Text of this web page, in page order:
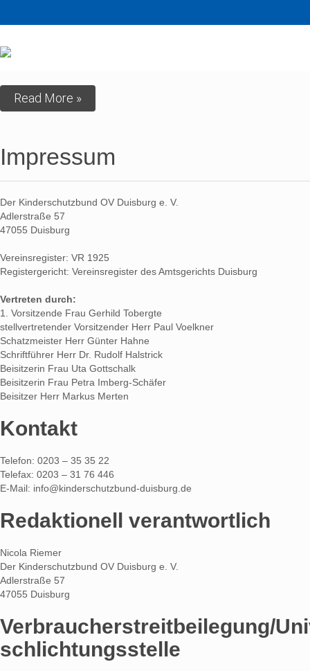
Read More »
Impressum
Der Kinderschutzbund OV Duisburg e. V.
Adlerstraße 57
47055 Duisburg
Vereinsregister: VR 1925
Registergericht: Vereinsregister des Amtsgerichts Duisburg
Vertreten durch:
1. Vorsitzende Frau Gerhild Tobergte
stellvertretender Vorsitzender Herr Paul Voelkner
Schatzmeister Herr Günter Hahne
Schriftführer Herr Dr. Rudolf Halstrick
Beisitzerin Frau Uta Gottschalk
Beisitzerin Frau Petra Imberg-Schäfer
Beisitzer Herr Markus Merten
Kontakt
Telefon: 0203 – 35 35 22
Telefax: 0203 – 31 76 446
E-Mail: info@kinderschutzbund-duisburg.de
Redaktionell verantwortlich
Nicola Riemer
Der Kinderschutzbund OV Duisburg e. V.
Adlerstraße 57
47055 Duisburg
Verbraucher­streit­beilegung/
schlichtungs­stelle